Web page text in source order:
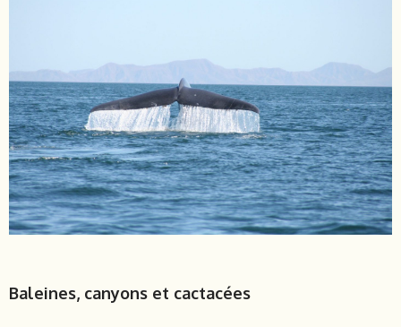
ERYTHRÉE
ESTONIE
ETHIOPIE
GEORGIE
GHANA
GRÈCE
GUATEMALA
Baleines, canyons et cactacées